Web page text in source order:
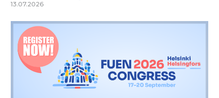
13.07.2026